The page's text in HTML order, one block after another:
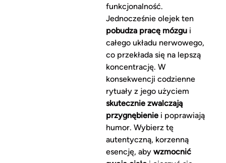
funkcjonalność.
Jednocześnie olejek ten
pobudza pracę mózgui
całego układu nerwowego,
co przekłada się na lepszą
koncentrację. W
konsekwencji codzienne
rytuały z jego użyciem
skutecznie zwalczają
przygnębieniei poprawiają
humor. Wybierz tę
autentyczną, korzenną
esencję, aby wzmocnić